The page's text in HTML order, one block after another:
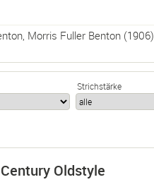
, Morris Fuller Benton(1906)
Strichstärke
Century Oldstyle